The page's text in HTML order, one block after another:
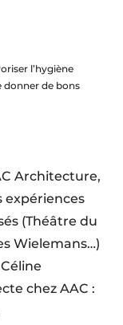
l’hygiène
donner de bons
Architecture,
expériences
(Théâtre du
Wielemans…)
chez AAC :